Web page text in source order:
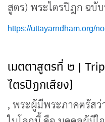
สูตร) พระไตรปิฎก ฉบั
https://uttayarndham.org/
เมตตาสูตรที่ ๒ |
ไตรปิฎกเสียง)
, พระผู้มีพระภาคตรัส